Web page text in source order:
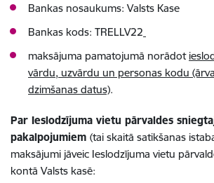
Bankas nosaukums: Valsts Kase
Bankas kods: TRELLV22
maksājuma pamatojumā norādot
vārdu, uzvārdu un personas kodu
dzimšanas datus).
Par Ieslodzījuma vietu pārvaldes
pakalpojumiem (tai skaitā satikšanas
maksājumi jāveic Ieslodzījuma vietu
kontā Valsts kasē: